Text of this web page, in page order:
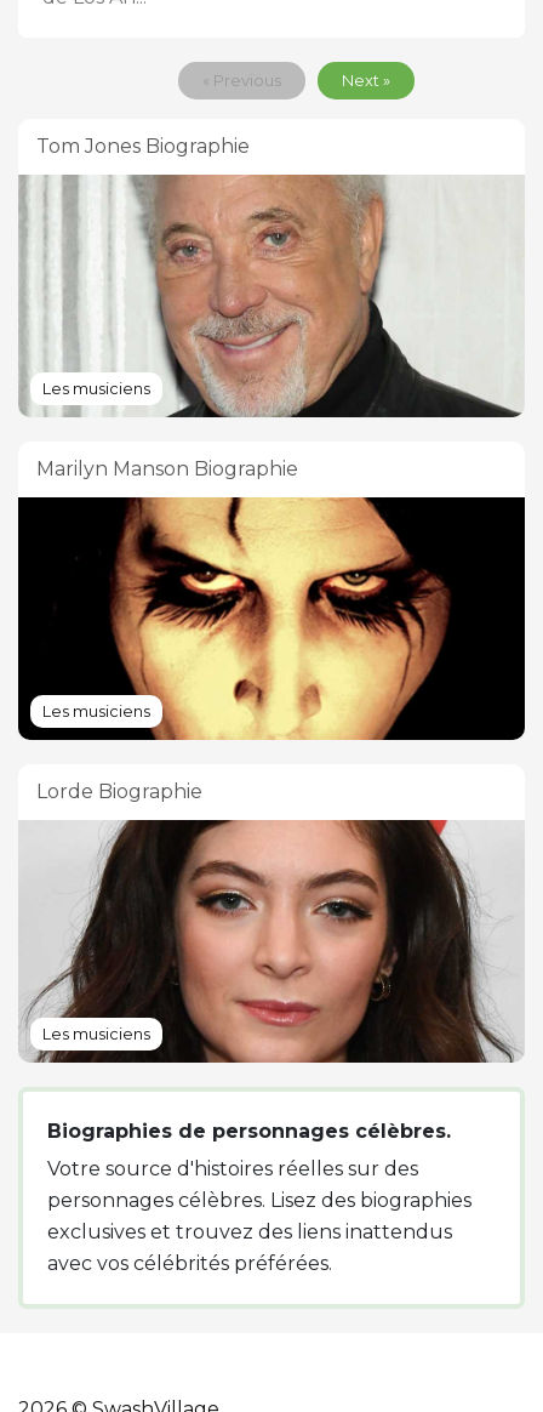
« Previous Next »
Tom Jones Biographie
Les musiciens
Marilyn Manson Biographie
Les musiciens
Lorde Biographie
Les musiciens
Biographies de personnages célèbres.
Votre source d'histoires réelles sur des
personnages célèbres. Lisez des biographies
exclusives et trouvez des liens inattendus
avec vos célébrités préférées.